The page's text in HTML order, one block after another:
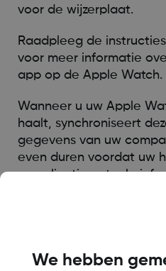
voor de wijzerplaat.
Raadpleeg de
voor meer informatie
app op de Apple Watch.
Wanneer u uw Apple
haalt, synchroniseert
gegevens van uw
even duren voordat uw
complicatie actuele
vernieuwing van de
Dexcom,
We hebben